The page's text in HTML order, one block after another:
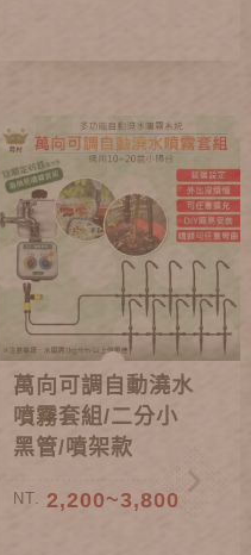
萬向可調自動澆水
噴霧套組/二分小
黑管/噴架款
NT. 2,200~3,800